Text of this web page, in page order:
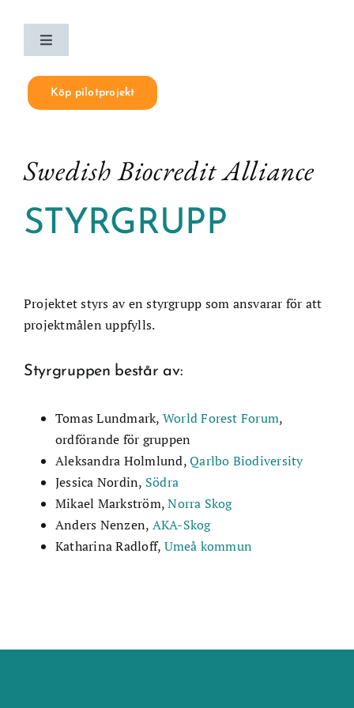
contentToggle
Navigation
Hem
Varför biokrediter?
Standard
Köp pilotprojekt
SwedishBiocreditAlliance
STYRGRUPP
Projektet styrs av en styrgrupp som ansvarar för att
projektmålen uppfylls.
Styrgruppen består av:
Tomas Lundmark, World Forest Forum,
ordförande för gruppen
Aleksandra Holmlund,Qarlbo Biodiversity
Jessica Nordin, Södra
Mikael Markström,Norra Skog
Anders Nenzen, AKA-Skog
Katharina Radloff, Umeå kommun